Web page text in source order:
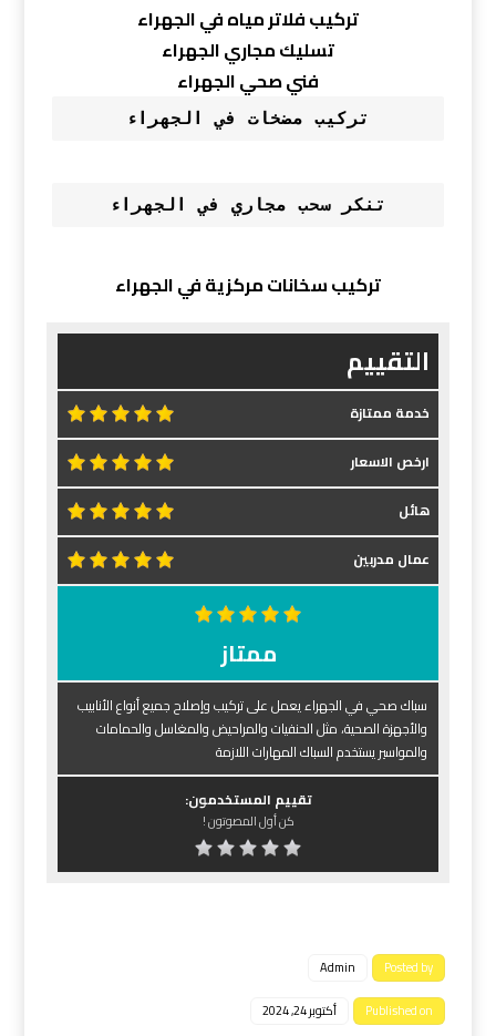
تركيب فلاتر مياه في الجهراء
تسليك مجاري الجهراء
فني صحي الجهراء
تركيب مضخات في الجهراء
تنكر سحب مجاري في الجهراء
تركيب سخانات مركزية في الجهراء
التقييم
خدمة ممتازة
ارخص الاسعار
هائل
عمال مدربين
ممتاز
سباك صحي في الجهراء يعمل على تركيب وإصلاح جميع أنواع الأنابيب
والأجهزة الصحية، مثل الحنفيات والمراحيض والمغاسل والحمامات
والمواسير يستخدم السباك المهارات اللازمة
تقييم المستخدمون:
كن أول المصوتون !
Posted by
Admin
Published on
أكتوبر 24, 2024